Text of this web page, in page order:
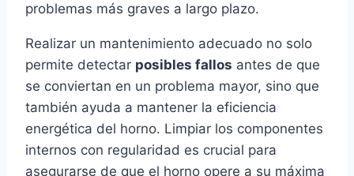
problemas más graves a largo plazo.
Realizar un mantenimiento adecuado no solo
permite detectar posibles fallos antes de que
se conviertan en un problema mayor, sino que
también ayuda a mantener la eficiencia
energética del horno. Limpiar los componentes
internos con regularidad es crucial para
asegurarse de que el horno opere a su máxima